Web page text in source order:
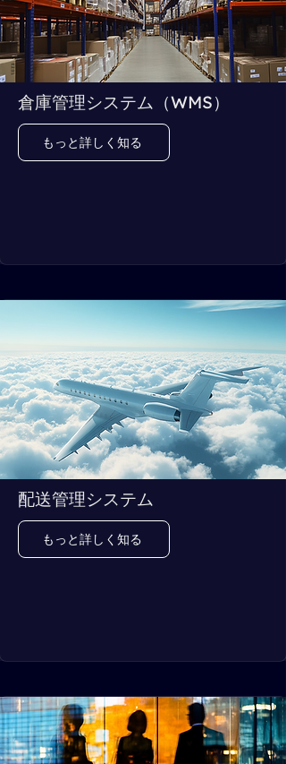
倉庫管理システム（WMS）
もっと詳しく知る
配送管理システム
もっと詳しく知る